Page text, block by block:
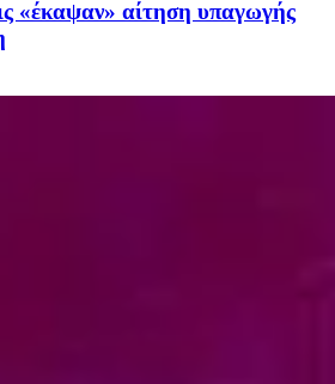
«έκαψαν» αίτηση υπαγωγής